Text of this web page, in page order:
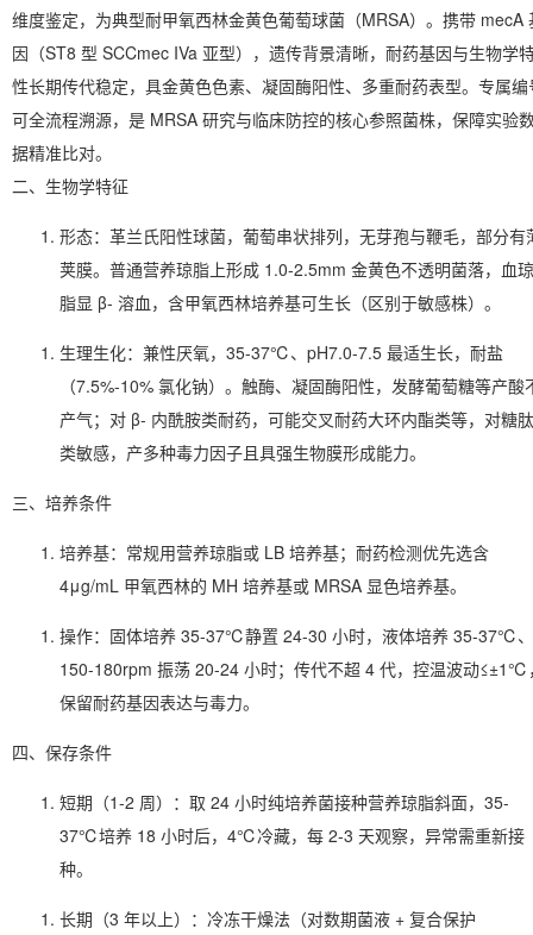
维度鉴定，为典型耐甲氧西林金黄色葡萄球菌（MRSA）。携带 mecA
因（ST8 型 SCCmec IVa 亚型），遗传背景清晰，耐药基因与生物学
性长期传代稳定，具金黄色色素、凝固酶阳性、多重耐药表型。专属编
可全流程溯源，是 MRSA 研究与临床防控的核心参照菌株，保障实验
据精准比对。
二、生物学特征
形态：革兰氏阳性球菌，葡萄串状排列，无芽孢与鞭毛，部分有
荚膜。普通营养琼脂上形成 1.0-2.5mm 金黄色不透明菌落，血琼
脂显 β- 溶血，含甲氧西林培养基可生长（区别于敏感株）。
生理生化：兼性厌氧，35-37℃、pH7.0-7.5 最适生长，耐盐
（7.5%-10% 氯化钠）。触酶、凝固酶阳性，发酵葡萄糖等产酸
产气；对 β- 内酰胺类耐药，可能交叉耐药大环内酯类等，对糖肽
类敏感，产多种毒力因子且具强生物膜形成能力。
三、培养条件
培养基：常规用营养琼脂或 LB 培养基；耐药检测优先选含
4μg/mL 甲氧西林的 MH 培养基或 MRSA 显色培养基。
操作：固体培养 35-37℃静置 24-30 小时，液体培养 35-37℃、
150-180rpm 振荡 20-24 小时；传代不超 4 代，控温波动≤±1℃
保留耐药基因表达与毒力。
四、保存条件
短期（1-2 周） ：取 24 小时纯培养菌接种营养琼脂斜面，35-
37℃培养 18 小时后，4℃冷藏，每 2-3 天观察，异常需重新接
种。
长期（3 年以上） ：冷冻干燥法（对数期菌液 + 复合保护